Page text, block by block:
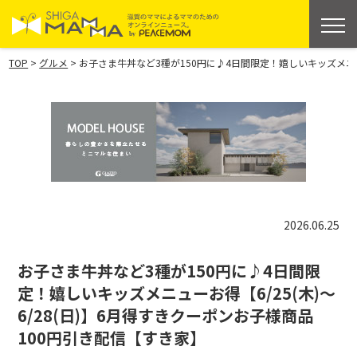
TOP > グルメ > お子さま牛丼など3種が150円に♪4日間限定！嬉しいキッズメ
2026.06.25
お子さま牛丼など3種が150円に♪4日間限
定！嬉しいキッズメニューお得【6/25(木)～
6/28(日)】6月得すきクーポンお子様商品
100円引き配信【すき家】